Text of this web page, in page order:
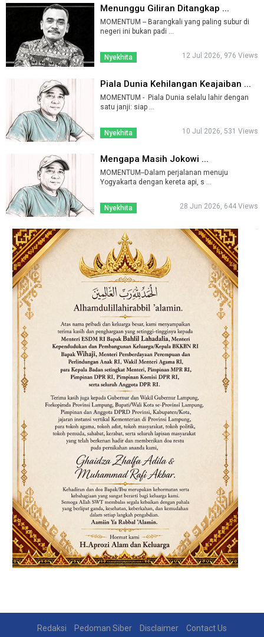
Menunggu Giliran Ditangkap ...
MOMENTUM -- Barangkali yang paling subur di
negeri ini bukan padi ...
Nyekhita 12 Jul 2026, 976 Views
Piala Dunia Kehilangan Keajaiban ...
MOMENTUM - Piala Dunia selalu lahir dengan
satu janji: siap ...
Nyekhita 10 Jul 2026, 531 Views
Mengapa Masih Jokowi ...
MOMENTUM--Dalam perjalanan menuju
Yogyakarta dengan kereta api, s ...
Nyekhita 28 Jun 2026, 644 Views
Redaksi Pedoman Siber Disclaimer Contact Us